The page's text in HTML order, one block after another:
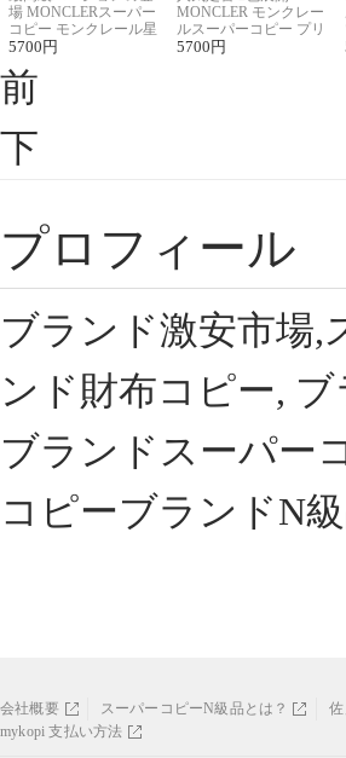
場 MONCLERスーパー
コピー モンクレール星
座半袖Tシャツ
5700 円
MONCLER モンクレー
ルスーパーコピー プリ
ント半袖Tシャツ
5700 円
前
下
プロフィール
ブランド激安市場,
ンド財布コピー,
ブランドスーパー
コピーブランドN
会社概要 スーパーコピーN級品とは？
mykopi 支払い方法